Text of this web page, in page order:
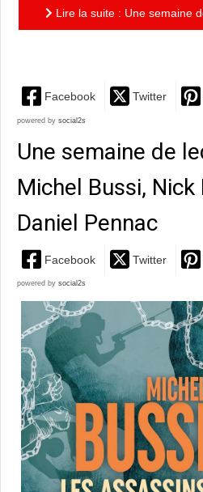
Lire la suite : Une semaine
Facebook Twitter
powered by social2s
Une semaine de
Michel Bussi,
Daniel Pennac
Facebook Twitter
powered by social2s